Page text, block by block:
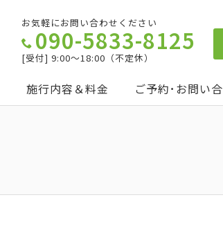
お気軽にお問い合わせください
090-5833-8125
[受付] 9:00～18:00（不定休）
施行内容＆料金 ご予約･お問い